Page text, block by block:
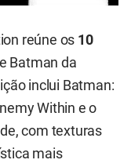
reúne os 10
Batman da
inclui Batman:
Within e o
com texturas
mais